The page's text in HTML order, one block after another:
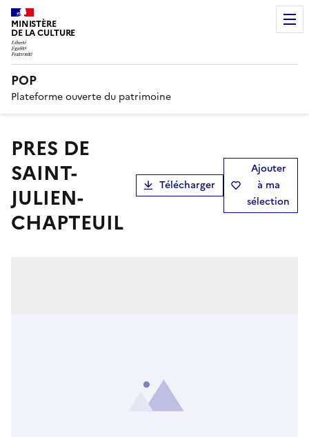
MINISTÈRE
DE LA CULTURE
POP
Plateforme ouverte du patrimoine
PRES DE
SAINT-
JULIEN-
CHAPTEUIL
Télécharger
Ajouter
à ma
sélection